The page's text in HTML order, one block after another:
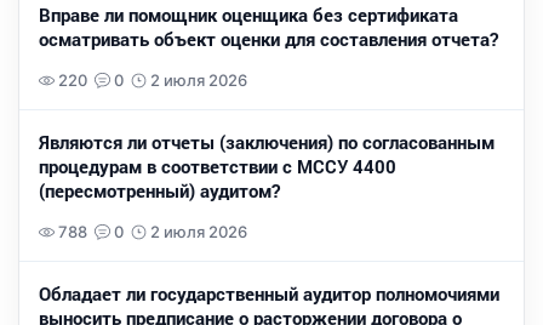
Вправе ли помощник оценщика без сертификата
осматривать объект оценки для составления отчета?
220 0 2 июля 2026
Являются ли отчеты (заключения) по согласованным
процедурам в соответствии с МССУ 4400
(пересмотренный) аудитом?
788 0 2 июля 2026
Обладает ли государственный аудитор полномочиями
выносить предписание о расторжении договора о